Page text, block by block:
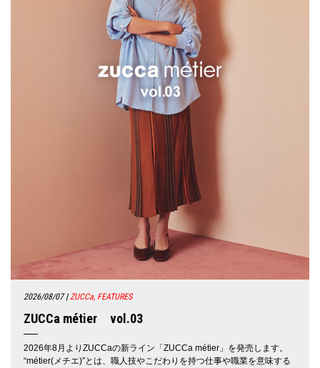
2026/08/07|ZUCCa, FEATURES
ZUCCa métier vol.03
2026年8月よりZUCCaの新ライン「ZUCCa métier」を発売します。
“métier(メチエ)”とは、職人技やこだわりを持つ仕事や職業を意味する